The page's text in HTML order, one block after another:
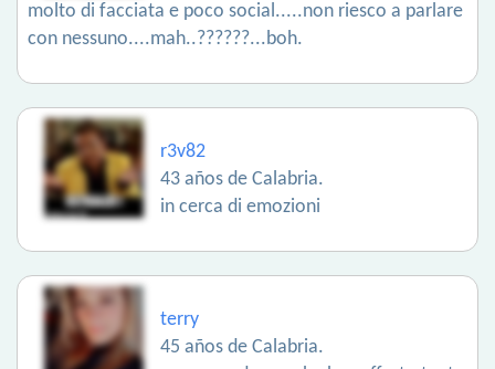
molto di facciata e poco social.....non riesco a parlare
con nessuno....mah..??????...boh.
r3v82
43 años de Calabria.
in cerca di emozioni
terry
45 años de Calabria.